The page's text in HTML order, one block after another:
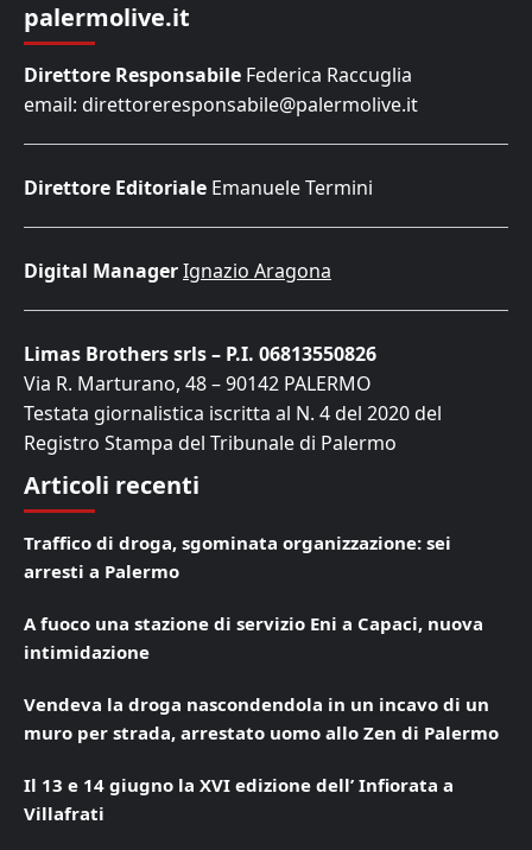
palermolive.it
Direttore Responsabile Federica Raccuglia
email: direttoreresponsabile@palermolive.it
Direttore Editoriale Emanuele Termini
Digital ManagerIgnazio Aragona
Limas Brothers srls – P.I. 06813550826
Via R. Marturano, 48 – 90142 PALERMO
Testata giornalistica iscritta al N. 4 del 2020 del
Registro Stampa del Tribunale di Palermo
Articoli recenti
Traffico di droga, sgominata organizzazione: sei
arresti a Palermo
A fuoco una stazione di servizio Eni a Capaci, nuova
intimidazione
Vendeva la droga nascondendola in un incavo di un
muro per strada, arrestato uomo allo Zen di Palermo
Il 13 e 14 giugno la XVI edizione dell’ Infiorata a
Villafrati